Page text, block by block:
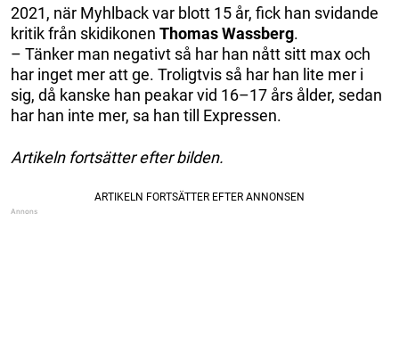
2021, när Myhlback var blott 15 år, fick han svidande
kritik från skidikonen Thomas Wassberg.
– Tänker man negativt så har han nått sitt max och
har inget mer att ge. Troligtvis så har han lite mer i
sig, då kanske han peakar vid 16–17 års ålder, sedan
har han inte mer, sa han till Expressen.
Artikeln fortsätter efter bilden.